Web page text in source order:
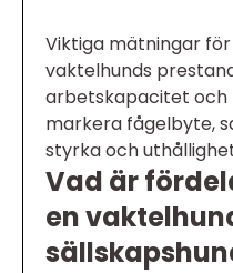
Viktiga mätningar
vaktelhunds
arbetskapacitet
markera fågelbyte,
styrka och
Vad är
en